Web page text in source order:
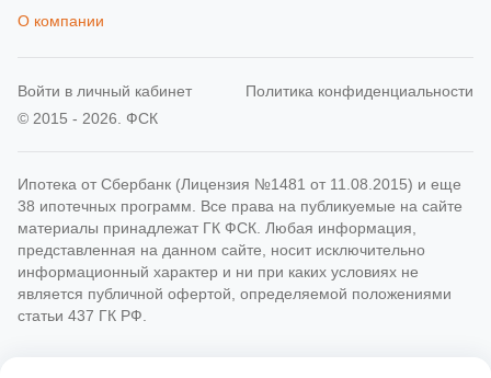
О компании
© 2015 - 2026. ФСК
Политика конфиденциальности
Ипотека от Сбербанк (Лицензия №1481 от 11.08.2015) и еще
38 ипотечных программ. Все права на публикуемые на сайте
материалы принадлежат ГК ФСК. Любая информация,
представленная на данном сайте, носит исключительно
информационный характер и ни при каких условиях не
является публичной офертой, определяемой положениями
статьи 437 ГК РФ.
Войти в личный кабинет